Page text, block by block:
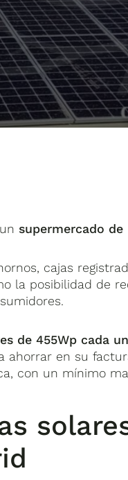
unsupermercado de
cajas
la posibilidad de
de 455Wp cada
ahorrar en su
con un mínimo